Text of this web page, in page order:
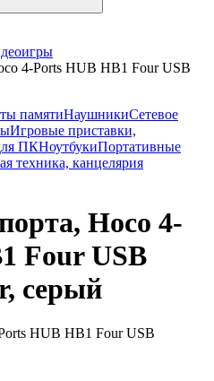
4-Ports HUB HB1 Four USB
памятиНаушникиСетевое
Игровые приставки,
ПКНоутбукиПортативные
техника, канцелярия
Hoco 4-
Four USB
серый
HUB HB1 Four USB